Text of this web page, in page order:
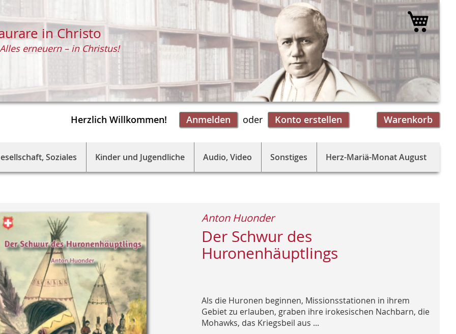
Herzlich Willkommen! Anmelden Warenkorb
Konto erstellen
in Christo
Alles erneuern – in Christus!
Mein
Soziales Kinder und Jugendliche Audio, Video Sonstiges Herz-Mariä-Monat August
Der Schwur des
Huronenhäuptlings
Anton Huonder
Als die Huronen beginnen, Missionsstationen in ihrem
Gebiet zu erlauben, graben ihre irokesischen Nachbarn, die
Mohawks, das Kriegsbeil aus ...